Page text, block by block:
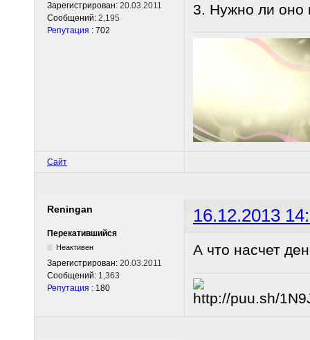
Зарегистрирован: 20.03.2011
Сообщений: 2,195
Репутация : 702
3. Нужно ли оно
Сайт
Reningan 16.12.2013
Перекатившийся
Неактивен
Зарегистрирован: 20.03.2011
Сообщений: 1,363
Репутация : 180
А что насчет